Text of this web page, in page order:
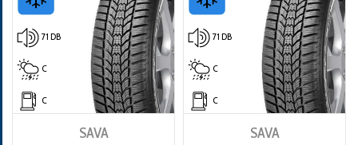
71 DB
C
C
SAVA
71 DB
C
C
SAVA